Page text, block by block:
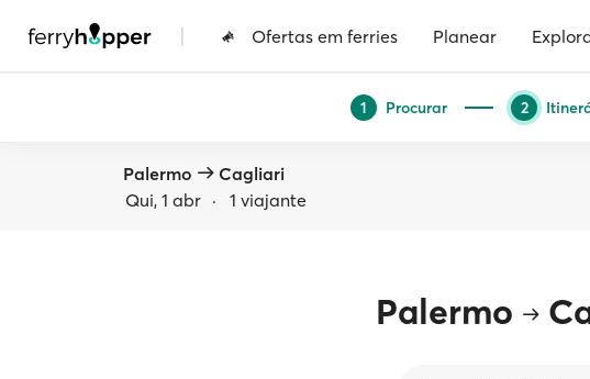
| Ofertas em ferries Planear
1 Procurar 2
Palermo
Cagliari
Qui, 1 abr · 1 viajante
Palermo